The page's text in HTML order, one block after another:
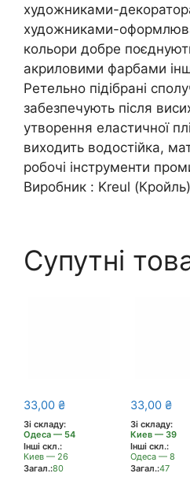
художниками-
художниками-
кольори добре
акриловими фарбами
Ретельно підібрані
забезпечують після
утворення еластичної
виходить водостійка,
робочі інструменти
Виробник : Kreul
Супутні
33,00 ₴
Зі складу:
Одеса — 54
Інші скл.:
Киев — 26
Загал.:80
33,00 ₴
Зі складу:
Киев — 39
Інші скл.:
Одеса — 8
Загал.:47